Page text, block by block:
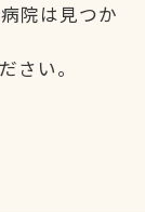
院は見つか
さい。